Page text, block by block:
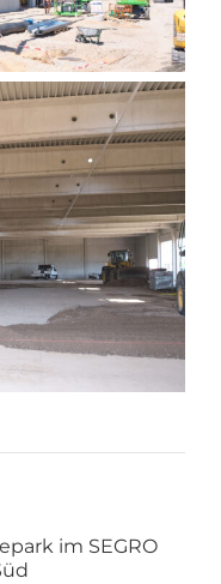
im SEGRO